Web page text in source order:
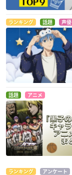
ランキング 話題 声優
話題 アニメ
ランキング アンケート